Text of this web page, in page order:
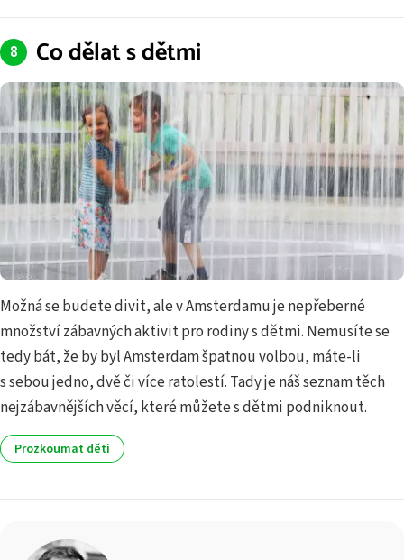
Co dělat s dětmi
Možná se budete divit, ale v Amsterdamu je nepřeberné
množství zábavných aktivit pro rodiny s dětmi. Nemusíte se
tedy bát, že by byl Amsterdam špatnou volbou, máte-li
s sebou jedno, dvě či více ratolestí. Tady je náš seznam těch
nejzábavnějších věcí, které můžete s dětmi podniknout.
Prozkoumat děti